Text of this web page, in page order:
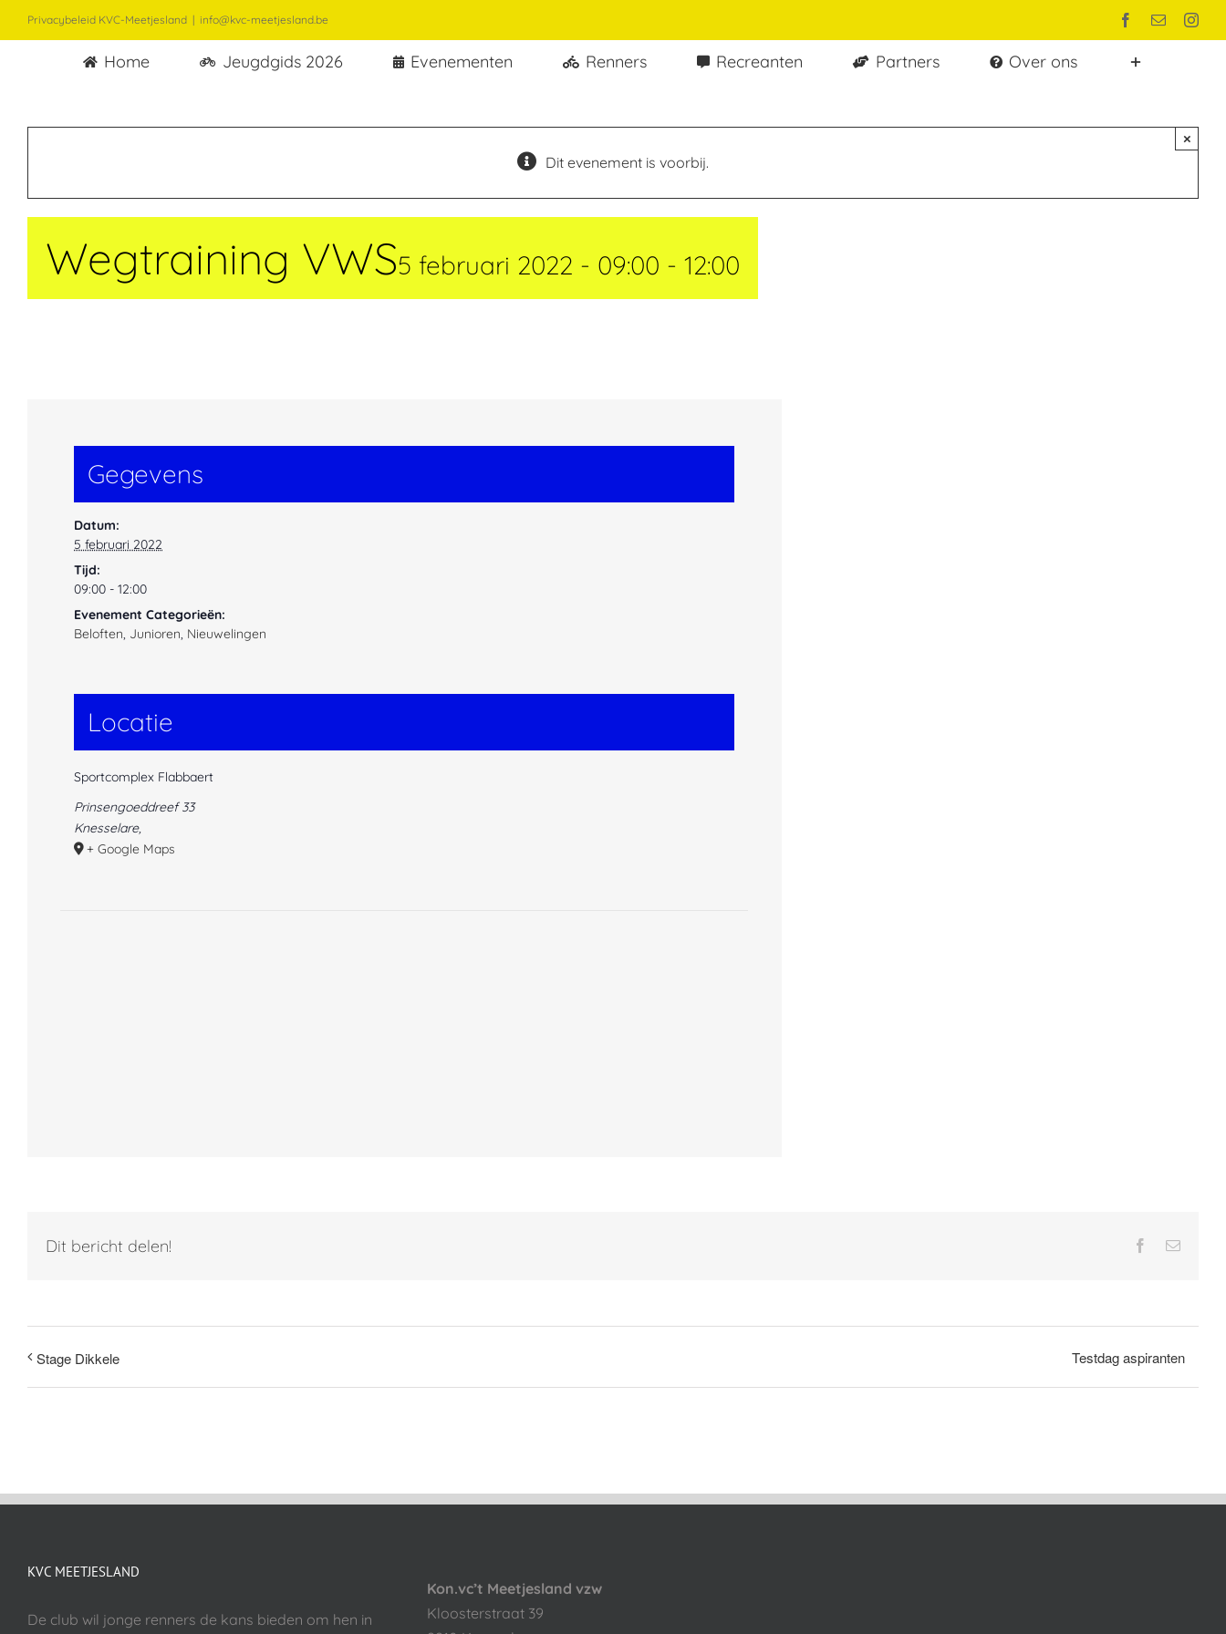
naar
Privacybeleid KVC-Meetjesland | info@kvc-meetjesland.be Facebook
E-
Home Jeugdgids 2026 Evenementen Renners Recreanten Partners Over ons
Dit evenement is voorbij.
×
Wegtraining VWS5 februari 2022 - 09:00 - 12:00
Gegevens
Datum:
5 februari 2022
Tijd:
09:00 - 12:00
Evenement Categorieën:
Beloften, Junioren, Nieuwelingen
Locatie
Sportcomplex Flabbaert
Prinsengoeddreef 33
Knesselare,
+ Google Maps
Dit bericht delen! Facebook
E-
Stage Dikkele Testdag aspiranten
KVC MEETJESLAND
De club wil jonge renners de kans bieden om hen in
Kon.vc’t Meetjesland vzw
Kloosterstraat 39